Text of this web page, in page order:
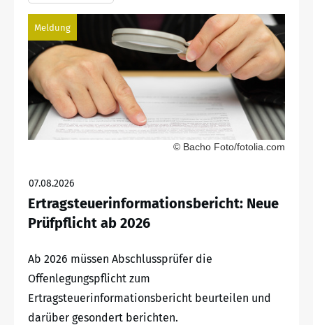
Meldung
© Bacho Foto/fotolia.com
07.08.2026
Ertragsteuerinformationsbericht: Neue
Prüfpflicht ab 2026
Ab 2026 müssen Abschlussprüfer die
Offenlegungspflicht zum
Ertragsteuerinformationsbericht beurteilen und
darüber gesondert berichten.